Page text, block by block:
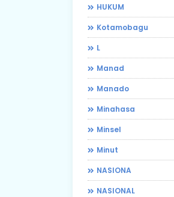
HUKUM
Kotamobagu
L
Manad
Manado
Minahasa
Minsel
Minut
NASIONA
NASIONAL